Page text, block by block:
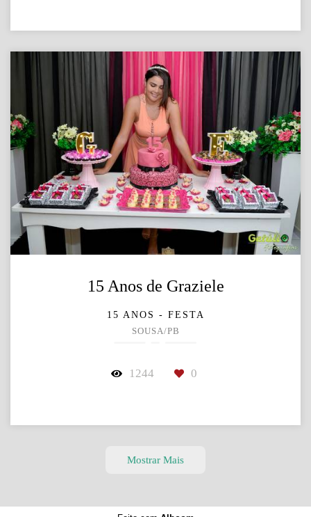
15 Anos de Graziele
15 ANOS - FESTA
SOUSA/PB
1244 0
Mostrar Mais